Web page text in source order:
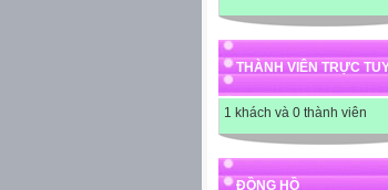
THÀNH VIÊN TRỰC
1 khách và 0 thành viên
ĐỒNG HỒ